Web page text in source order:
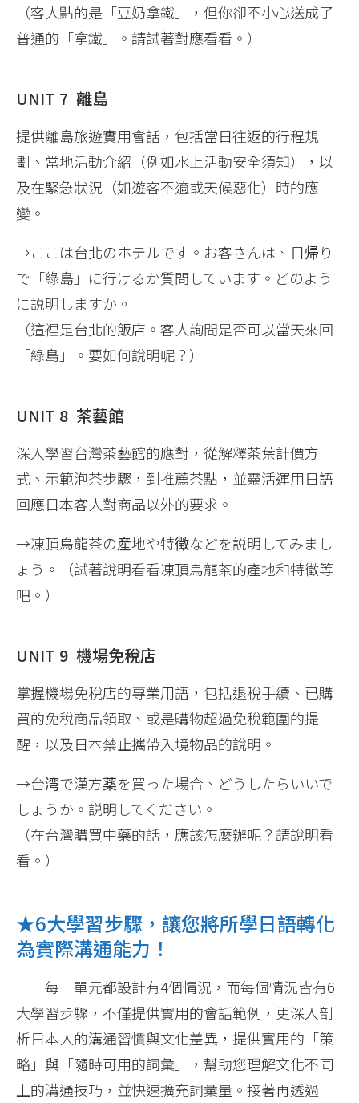
（客人點的是「豆奶拿鐵」，但你卻不小心送成了
普通的「拿鐵」。請試著對應看看。）
UNIT 7 離島
提供離島旅遊實用會話，包括當日往返的行程規
劃、當地活動介紹（例如水上活動安全須知），以
及在緊急狀況（如遊客不適或天候惡化）時的應
變。
→ここは台北のホテルです。お客さんは、日帰り
で「綠島」に行けるか質問しています。どのよう
に説明しますか。
（這裡是台北的飯店。客人詢問是否可以當天來回
「綠島」。要如何說明呢？）
UNIT 8 茶藝館
深入學習台灣茶藝館的應對，從解釋茶葉計價方
式、示範泡茶步驟，到推薦茶點，並靈活運用日語
回應日本客人對商品以外的要求。
→凍頂烏龍茶の産地や特徴などを説明してみまし
ょう。（試著說明看看凍頂烏龍茶的產地和特徵等
吧。）
UNIT 9 機場免稅店
掌握機場免稅店的專業用語，包括退稅手續、已購
買的免稅商品領取、或是購物超過免稅範圍的提
醒，以及日本禁止攜帶入境物品的說明。
→台湾で漢方薬を買った場合、どうしたらいいで
しょうか。説明してください。
（在台灣購買中藥的話，應該怎麼辦呢？請說明看
看。）
★6大學習步驟，讓您將所學日語轉化
為實際溝通能力！
每一單元都設計有4個情況，而每個情況皆有6
大學習步驟，不僅提供實用的會話範例，更深入剖
析日本人的溝通習慣與文化差異，提供實用的「策
略」與「隨時可用的詞彙」，幫助您理解文化不同
上的溝通技巧，並快速擴充詞彙量。接著再透過